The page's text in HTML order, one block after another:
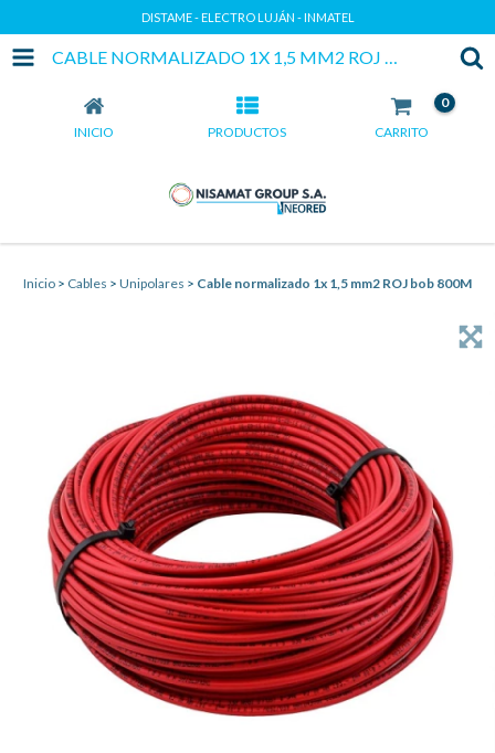
DISTAME - ELECTRO LUJÁN - INMATEL
CABLE NORMALIZADO 1X 1,5 MM2 ROJ BOB 800M
INICIO PRODUCTOS CARRITO
0
Inicio > Cables > Unipolares > Cable normalizado 1x 1,5 mm2 ROJ bob 800M